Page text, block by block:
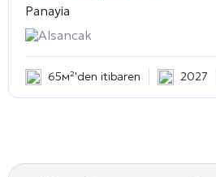
Panayia
Alsancak
65м²'den itibaren 2027